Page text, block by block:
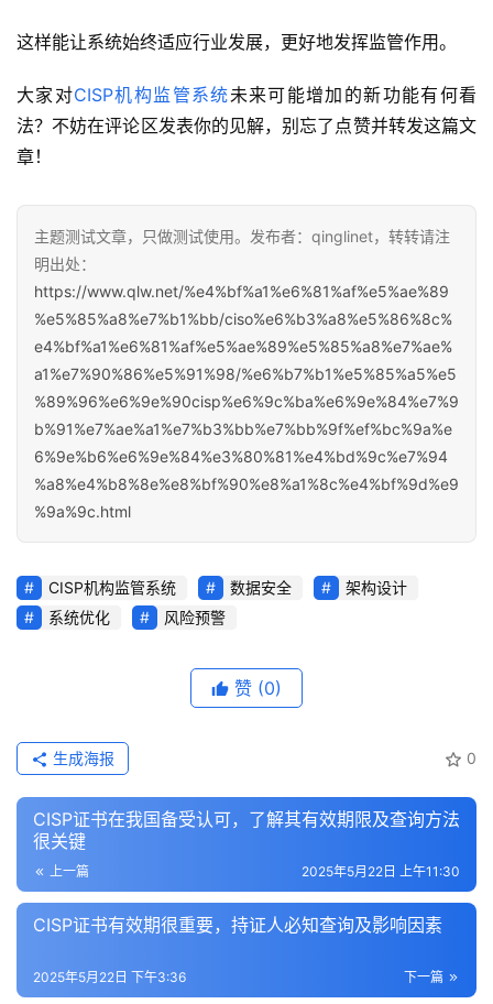
这样能让系统始终适应行业发展，更好地发挥监管作用。
大家对CISP机构监管系统未来可能增加的新功能有何看
法？不妨在评论区发表你的见解，别忘了点赞并转发这篇文
章！
主题测试文章，只做测试使用。发布者：qinglinet，转转请注
明出处：
https://www.qlw.net/%e4%bf%a1%e6%81%af%e5%ae%89
%e5%85%a8%e7%b1%bb/ciso%e6%b3%a8%e5%86%8c%
e4%bf%a1%e6%81%af%e5%ae%89%e5%85%a8%e7%ae%
a1%e7%90%86%e5%91%98/%e6%b7%b1%e5%85%a5%e5
%89%96%e6%9e%90cisp%e6%9c%ba%e6%9e%84%e7%9
b%91%e7%ae%a1%e7%b3%bb%e7%bb%9f%ef%bc%9a%e
6%9e%b6%e6%9e%84%e3%80%81%e4%bd%9c%e7%94
%a8%e4%b8%8e%e8%bf%90%e8%a1%8c%e4%bf%9d%e9
%9a%9c.html
CISP机构监管系统 数据安全
架构设计
系统优化
风险预警
赞 (0)
0
生成海报
CISP证书在我国备受认可，了解其有效期限及查询方法
很关键
上一篇 2025年5月22日 上午11:30
CISP证书有效期很重要，持证人必知查询及影响因素
下一篇
2025年5月22日 下午3:36